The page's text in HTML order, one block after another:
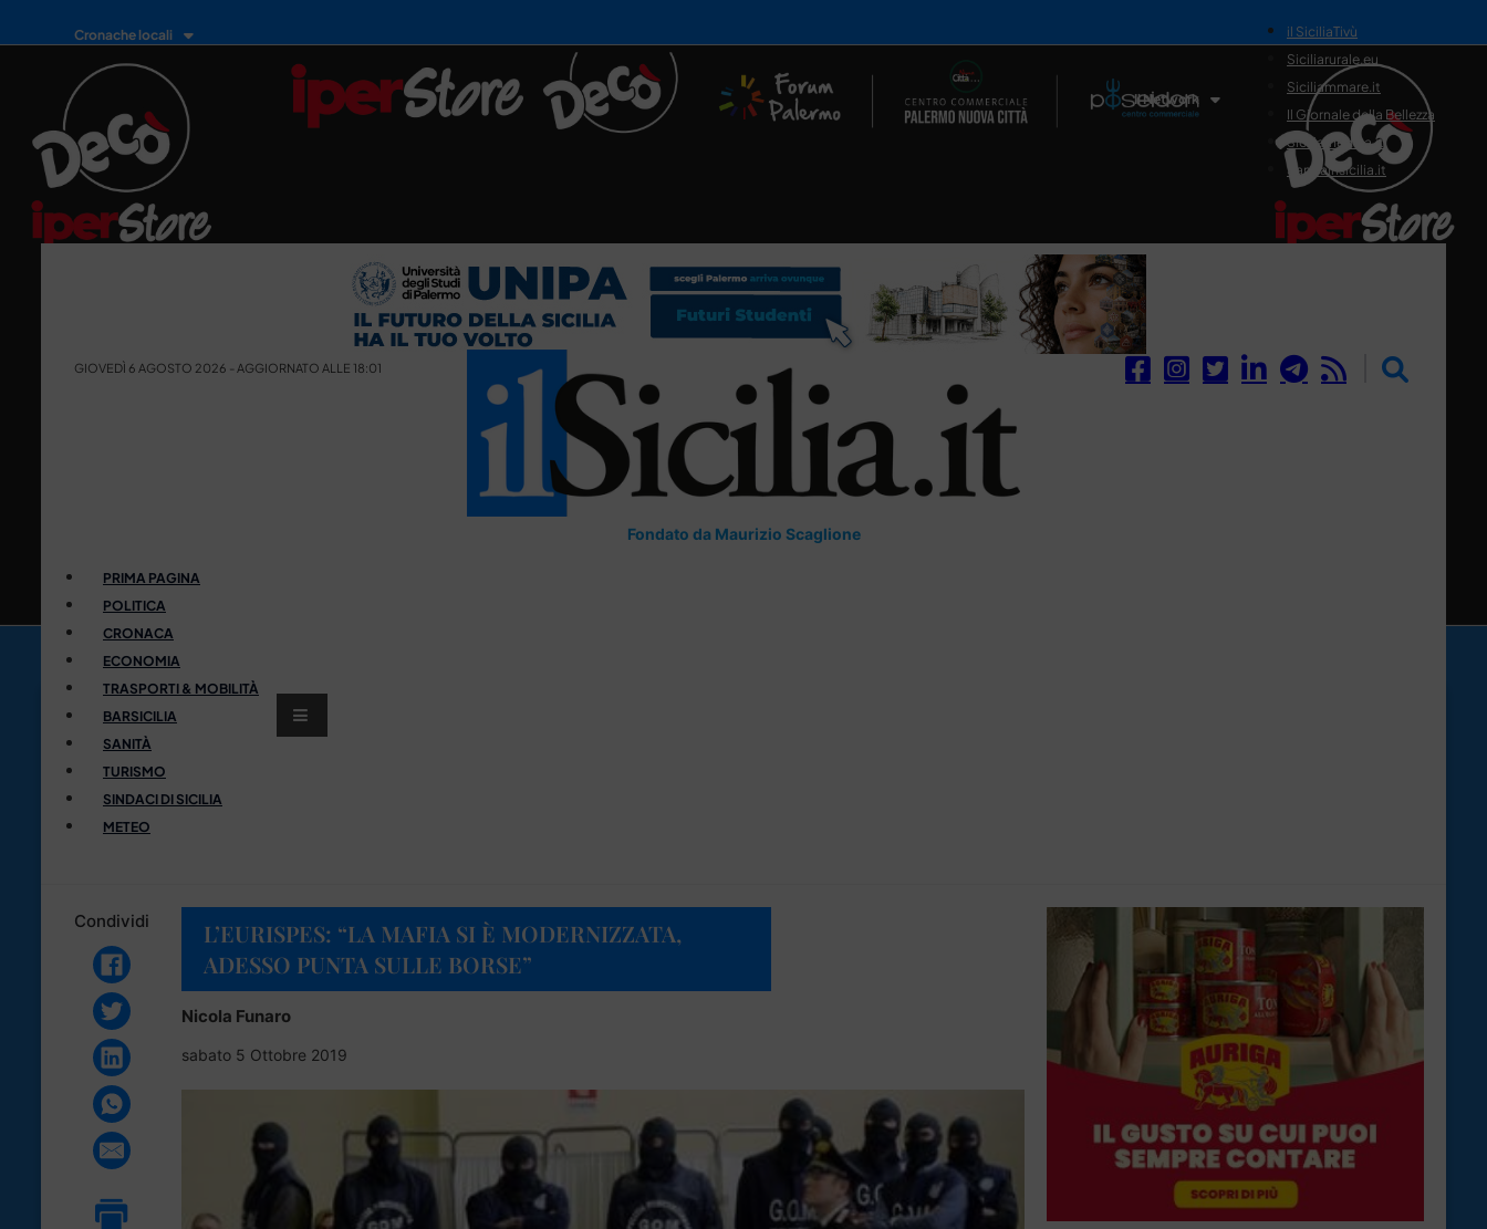
Cronache locali
Il Network
il SiciliaTivù
Siciliarurale.eu
Siciliammare.it
Il Giornale della Bellezza
Siciliamedica.it
Sanitainsicilia.it
GIOVEDÌ 6 AGOSTO 2026 - AGGIORNATO ALLE 18:01
Fondato da Maurizio Scaglione
PRIMA PAGINA
POLITICA
CRONACA
ECONOMIA
TRASPORTI & MOBILITÀ
BARSICILIA
SANITÀ
TURISMO
SINDACI DI SICILIA
METEO
Condividi
L’EURISPES: “LA MAFIA SI È MODERNIZZATA,
ADESSO PUNTA SULLE BORSE”
Nicola Funaro
sabato 5 Ottobre 2019